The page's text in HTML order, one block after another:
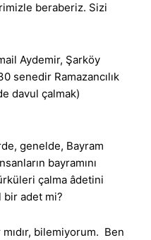
beraberiz. Sizi
Aydemir, Şarköy
senedir Ramazancılık
davul çalmak)
genelde, Bayram
bayramını
çalma âdetini
bir adet mi?
bilemiyorum. Ben